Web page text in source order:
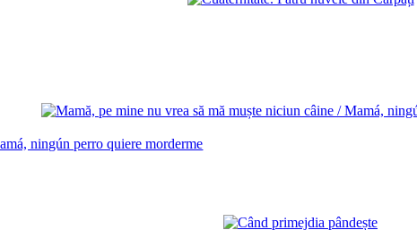
ningún perro quiere morderme